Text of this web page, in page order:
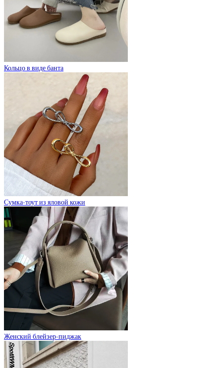
Кольцо в виде банта
Сумка-тоут из яловой кожи
Женский блейзер-пиджак